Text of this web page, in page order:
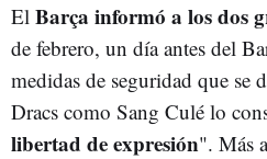
El Barça informó a los dos
de febrero, un día antes del
medidas de seguridad que se
Dracs como Sang Culé lo
libertad de expresión". Más